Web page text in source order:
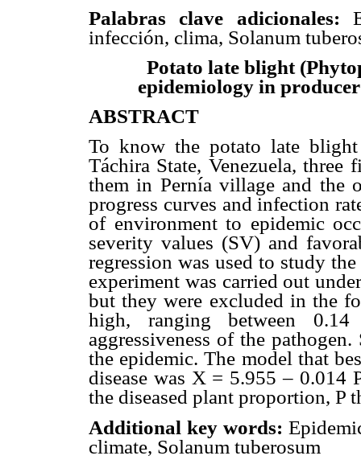
Palabras clave adicionales:
infección, clima, Solanum
Potato late blight
epidemiology in
ABSTRACT
To know the potato late
Táchira State, Venezuela,
them in Pernía village and the
progress curves and infection
of environment to epidemic
severity values (SV) and
regression was used to study
experiment was carried out
but they were excluded in the
high, ranging between
aggressiveness of the
the epidemic. The model that
disease was X = 5.955 – 0.014
the diseased plant proportion, P
Additional key words:
climate, Solanum tuberosum